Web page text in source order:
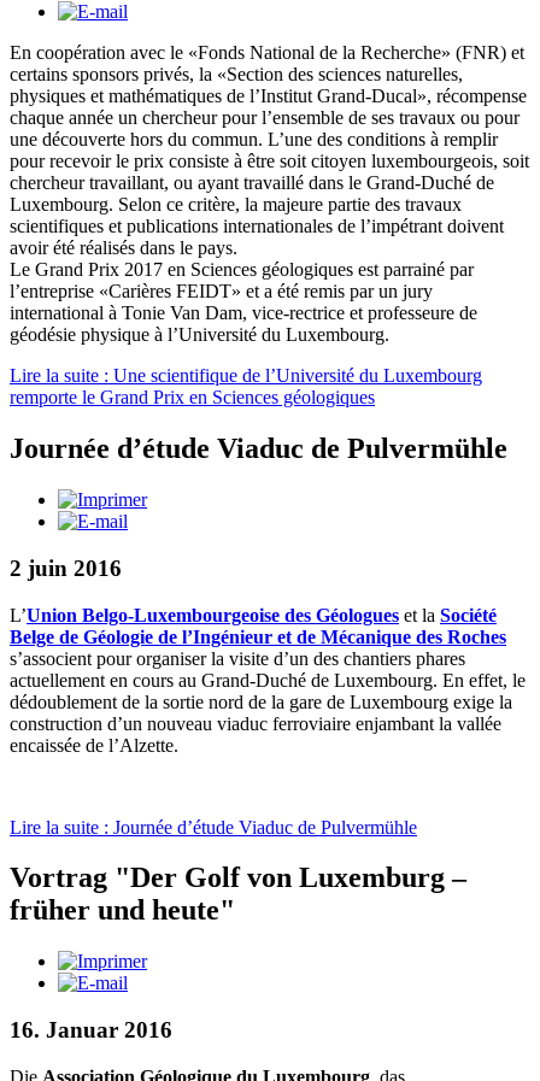
En coopération avec le «Fonds National de la Recherche» (FNR) et
certains sponsors privés, la «Section des sciences naturelles,
physiques et mathématiques de l’Institut Grand-Ducal», récompense
chaque année un chercheur pour l’ensemble de ses travaux ou pour
une découverte hors du commun. L’une des conditions à remplir
pour recevoir le prix consiste à être soit citoyen luxembourgeois, soit
chercheur travaillant, ou ayant travaillé dans le Grand-Duché de
Luxembourg. Selon ce critère, la majeure partie des travaux
scientifiques et publications internationales de l’impétrant doivent
avoir été réalisés dans le pays.
Le Grand Prix 2017 en Sciences géologiques est parrainé par
l’entreprise «Carières FEIDT» et a été remis par un jury
international à Tonie Van Dam, vice-rectrice et professeure de
géodésie physique à l’Université du Luxembourg.
Lire la suite : Une scientifique de l’Université du Luxembourg
remporte le Grand Prix en Sciences géologiques
Journée d’étude Viaduc de Pulvermühle
2 juin 2016
L’Union Belgo-Luxembourgeoise des Géologues et la Société
Belge de Géologie de l’Ingénieur et de Mécanique des Roches
s’associent pour organiser la visite d’un des chantiers phares
actuellement en cours au Grand-Duché de Luxembourg. En effet, le
dédoublement de la sortie nord de la gare de Luxembourg exige la
construction d’un nouveau viaduc ferroviaire enjambant la vallée
encaissée de l’Alzette.
Lire la suite : Journée d’étude Viaduc de Pulvermühle
Vortrag "Der Golf von Luxemburg –
früher und heute"
16. Januar 2016
Die Association Géologique du Luxembourg, das